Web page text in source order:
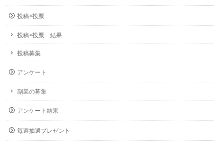
投稿×投票
投稿×投票 結果
投稿募集
アンケート
副業の募集
アンケート結果
毎週抽選プレゼント